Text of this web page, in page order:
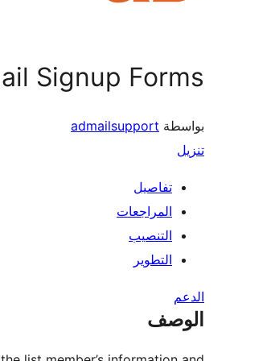
Signup Forms
بواسطة admailsupport
تنزيل
تفاصيل
المراجعات
التنصيب
التطوير
الدعم
الوصف